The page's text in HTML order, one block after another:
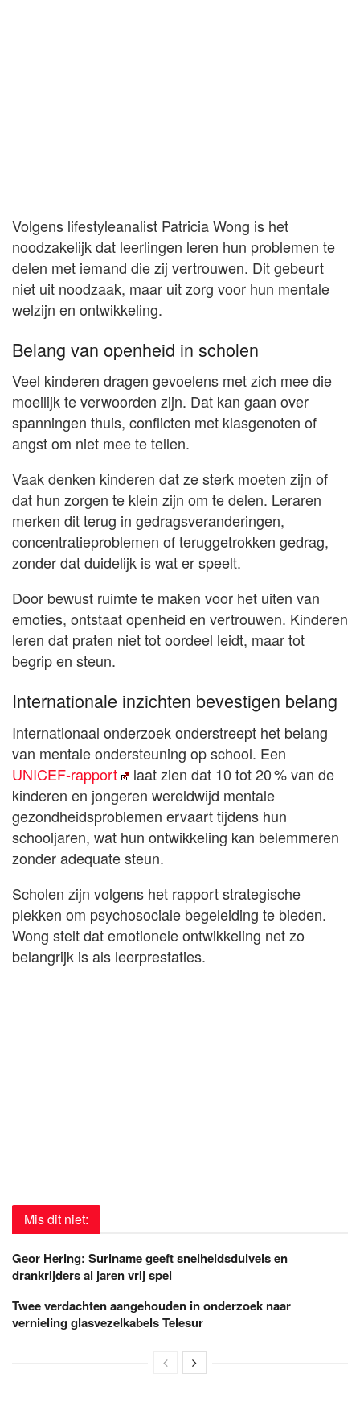
Volgens lifestyleanalist Patricia Wong is het
noodzakelijk dat leerlingen leren hun problemen te
delen met iemand die zij vertrouwen. Dit gebeurt
niet uit noodzaak, maar uit zorg voor hun mentale
welzijn en ontwikkeling.
Belang van openheid in scholen
Veel kinderen dragen gevoelens met zich mee die
moeilijk te verwoorden zijn. Dat kan gaan over
spanningen thuis, conflicten met klasgenoten of
angst om niet mee te tellen.
Vaak denken kinderen dat ze sterk moeten zijn of
dat hun zorgen te klein zijn om te delen. Leraren
merken dit terug in gedragsveranderingen,
concentratieproblemen of teruggetrokken gedrag,
zonder dat duidelijk is wat er speelt.
Door bewust ruimte te maken voor het uiten van
emoties, ontstaat openheid en vertrouwen. Kinderen
leren dat praten niet tot oordeel leidt, maar tot
begrip en steun.
Internationale inzichten bevestigen belang
Internationaal onderzoek onderstreept het belang
van mentale ondersteuning op school. Een
UNICEF‑rapport
laat zien dat 10 tot 20 % van de
kinderen en jongeren wereldwijd mentale
gezondheidsproblemen ervaart tijdens hun
schooljaren, wat hun ontwikkeling kan belemmeren
zonder adequate steun.
Scholen zijn volgens het rapport strategische
plekken om psychosociale begeleiding te bieden.
Wong stelt dat emotionele ontwikkeling net zo
belangrijk is als leerprestaties.
Mis dit niet:
Geor Hering: Suriname geeft snelheidsduivels en
drankrijders al jaren vrij spel
Twee verdachten aangehouden in onderzoek naar
vernieling glasvezelkabels Telesur